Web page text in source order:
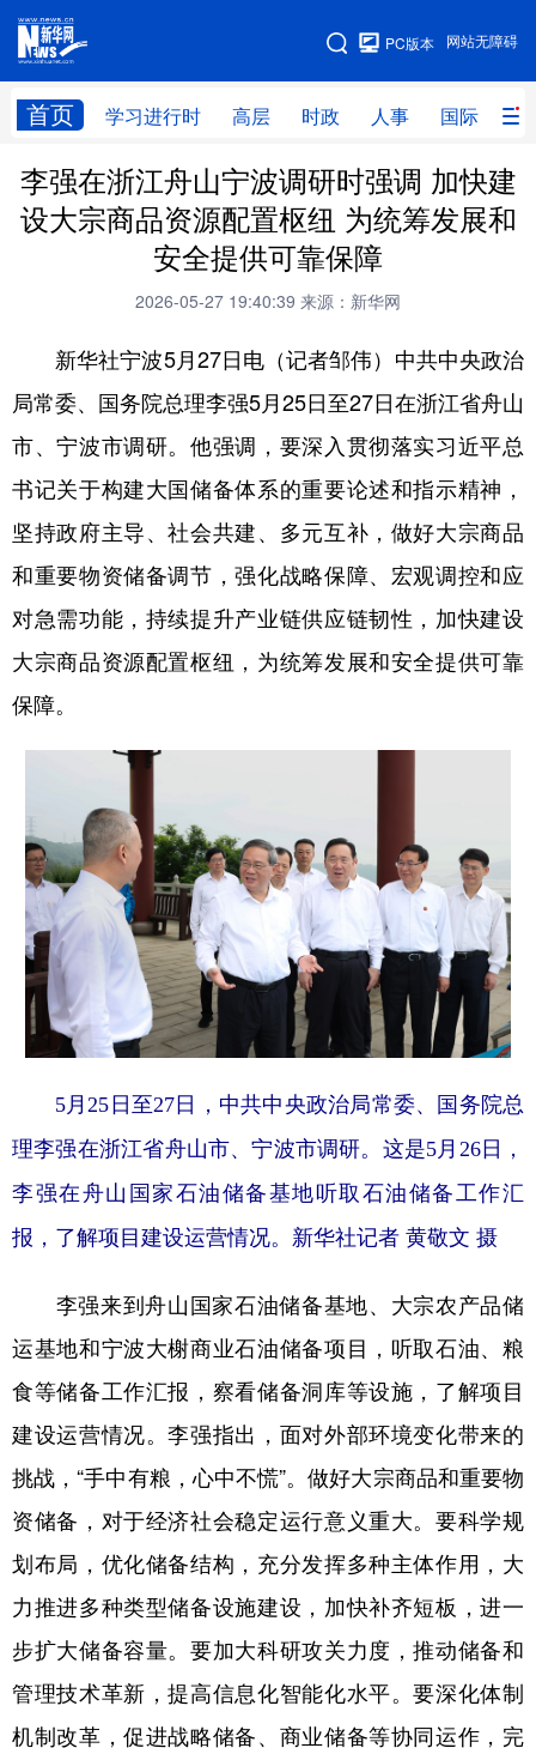
网站无障碍
PC版本
首页 学习进行时 高层 时政 人事 国际 财
网站地图
学习进行时 高层 时政 人事
国际 财经 网评 港澳
法律 中央文件 金融 汽车
食品 人居 信息化 数字经济
学术中国 乡村振兴 银龄 溯源中国
城市 旅游 能源 会展
地方频道
北京 天津 河北
辽宁 吉林 上海 江苏
浙江 安徽 江西
陕西 甘肃 青海 宁夏
English Español Français عربى
Русский язык 日本語 한국어
Deutsch Português
李强在浙江舟山宁波调研时强调 加快建
设大宗商品资源配置枢纽 为统筹发展和
安全提供可靠保障
2026-05-27 19:40:39 来源：新华网
新华社宁波5月27日电（记者邹伟）中共中央政治
局常委、国务院总理李强5月25日至27日在浙江省舟山
市、宁波市调研。他强调，要深入贯彻落实习近平总
书记关于构建大国储备体系的重要论述和指示精神，
坚持政府主导、社会共建、多元互补，做好大宗商品
和重要物资储备调节，强化战略保障、宏观调控和应
对急需功能，持续提升产业链供应链韧性，加快建设
大宗商品资源配置枢纽，为统筹发展和安全提供可靠
保障。
5月25日至27日，中共中央政治局常委、国务院总
理李强在浙江省舟山市、宁波市调研。这是5月26日，
李强在舟山国家石油储备基地听取石油储备工作汇
报，了解项目建设运营情况。新华社记者 黄敬文 摄
李强来到舟山国家石油储备基地、大宗农产品储
运基地和宁波大榭商业石油储备项目，听取石油、粮
食等储备工作汇报，察看储备洞库等设施，了解项目
建设运营情况。李强指出，面对外部环境变化带来的
挑战，“手中有粮，心中不慌”。做好大宗商品和重要物
资储备，对于经济社会稳定运行意义重大。要科学规
划布局，优化储备结构，充分发挥多种主体作用，大
力推进多种类型储备设施建设，加快补齐短板，进一
步扩大储备容量。要加大科研攻关力度，推动储备和
管理技术革新，提高信息化智能化水平。要深化体制
机制改革，促进战略储备、商业储备等协同运作，完